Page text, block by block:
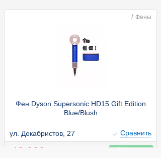
/ Фены
Фен Dyson Supersonic HD15 Gift Edition
Blue/Blush
ул. Декабристов, 27 Cравнить
49 990